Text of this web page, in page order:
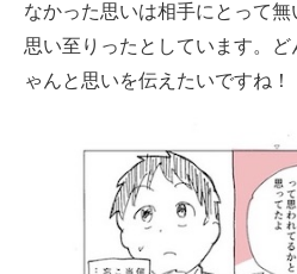
なかった思いは相手にとって
思い至りったとしています。
ゃんと思いを伝えたいですね！